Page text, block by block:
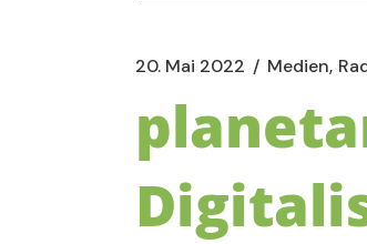
20. Mai 2022 Medien